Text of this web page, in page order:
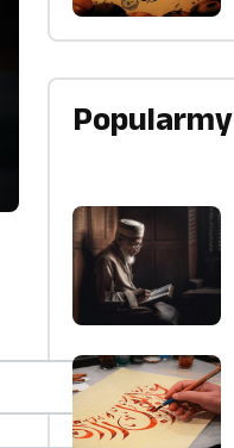
Popularmy